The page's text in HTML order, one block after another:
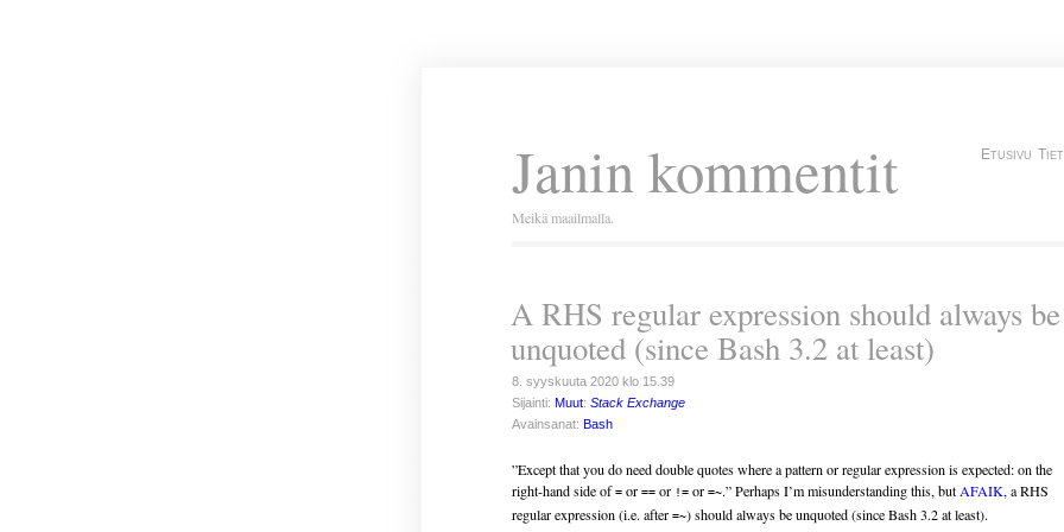
Janin kommentit
Meikä maailmalla.
Etusivu
A RHS regular expression should always be
unquoted (since Bash 3.2 at least)
8. syyskuuta 2020 klo 15.39
Sijainti: Muut: Stack Exchange
Avainsanat: Bash
”Except that you do need double quotes where a pattern or regular expression is expected: on the
right-hand side of=or ==or !=or =~.” Perhaps I’m misunderstanding this, butAFAIK, a RHS
regular expression (i.e. after =~) should always be unquoted (since Bash 3.2 at least).